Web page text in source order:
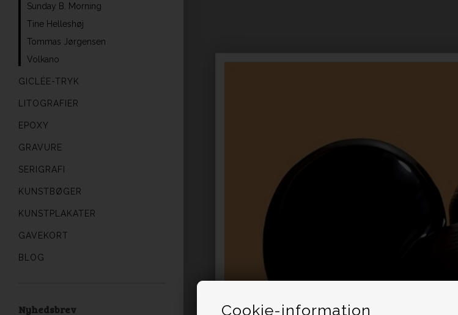
Cookie-information
Sunday B. Morning
Tine Helleshøj
Tommas Jørgensen
Volkano
GICLÉE-TRYK
LITOGRAFIER
EPOXY
GRAVURE
SERIGRAFI
KUNSTBØGER
KUNSTPLAKATER
GAVEKORT
BLOG
Nyhedsbrev